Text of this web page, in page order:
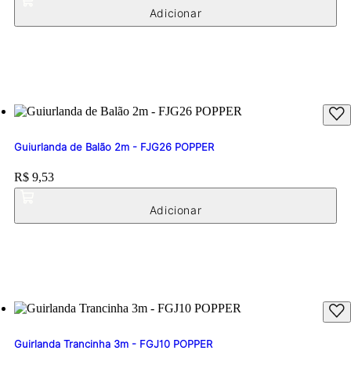
Guiurlanda de Balão 2m - FJG26 POPPER
Price:
R$ 9,53
Guirlanda Trancinha 3m - FGJ10 POPPER